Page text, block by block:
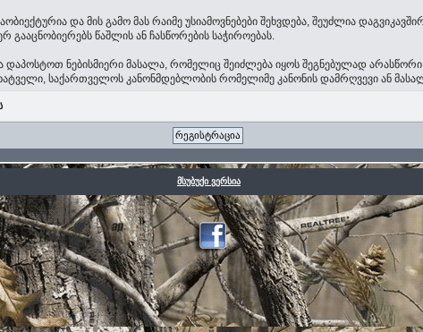
და მის გამო მას რაიმე უსიამოვნებები შეხვდება, შეუძლია
წაშლის ან ჩასწორების საჭიროებას.
დაპოსტოთ ნებისმიერი მასალა, რომელიც შეიძლება იყოს შეგნებულად
საქართველოს კანონმდებლობის რომელიმე კანონის დამრღვევი ან
მსუბუქი ვერსია